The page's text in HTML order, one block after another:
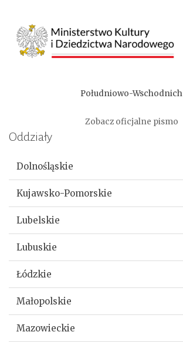
Południowo-Wschodnich
Zobacz oficjalne pismo
Oddziały
Dolnośląskie
Kujawsko-Pomorskie
Lubelskie
Lubuskie
Łódzkie
Małopolskie
Mazowieckie